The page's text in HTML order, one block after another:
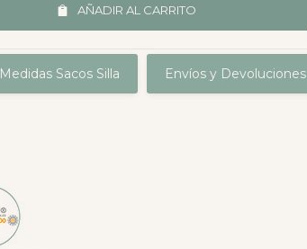
AÑADIR AL CARRITO
Medidas Sacos Silla Envíos y Devoluciones